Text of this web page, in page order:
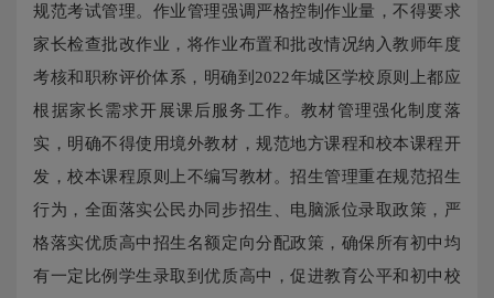
规范考试管理。作业管理强调严格控制作业量，不得要求
家长检查批改作业，将作业布置和批改情况纳入教师年度
考核和职称评价体系，明确到2022年城区学校原则上都应
根据家长需求开展课后服务工作。教材管理强化制度落
实，明确不得使用境外教材，规范地方课程和校本课程开
发，校本课程原则上不编写教材。招生管理重在规范招生
行为，全面落实公民办同步招生、电脑派位录取政策，严
格落实优质高中招生名额定向分配政策，确保所有初中均
有一定比例学生录取到优质高中，促进教育公平和初中校